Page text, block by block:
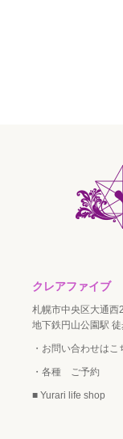
クレアファイブ
札幌市中央区大通西
地下鉄円山公園駅
・お問い合わせはこ
・各種 ご予約
■ Yurari life shop